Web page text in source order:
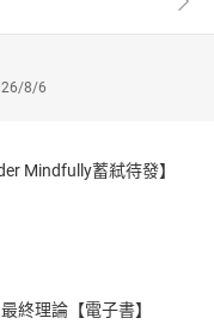
8/6
Mindfully蓄弒待發】
終理論【電子書】